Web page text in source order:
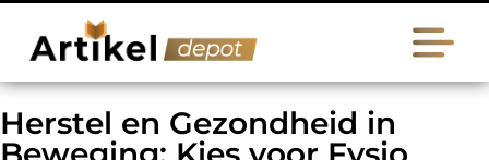
Herstel en Gezondheid in